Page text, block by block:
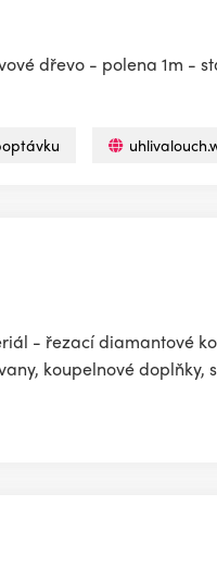
dřevo - polena 1m -
- řezací diamantové
koupelnové doplňky,